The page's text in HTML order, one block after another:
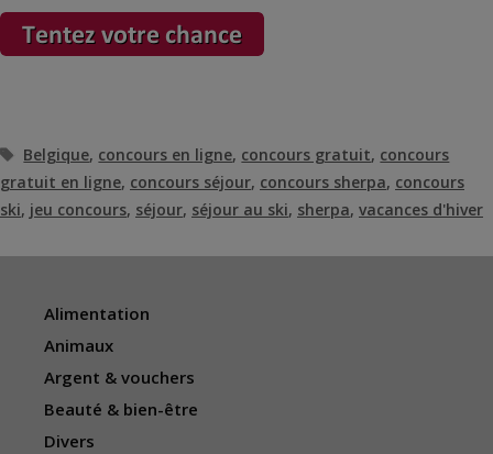
Étiquettes
Belgique, concours en ligne, concours gratuit, concours
gratuit en ligne, concours séjour, concours sherpa, concours
ski, jeu concours, séjour, séjour au ski, sherpa, vacances d'hiver
Alimentation
Animaux
Argent & vouchers
Beauté & bien-être
Divers